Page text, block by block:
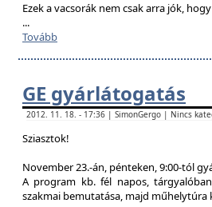
Ezek a vacsorák nem csak arra jók,
...
Tovább
GE gyárlátogatás
2012. 11. 18. - 17:36 | SimonGergo | Nincs
Sziasztok!
November 23.-án, pénteken, 9:00-tól
A program kb. fél napos,
szakmai bemutatása, majd